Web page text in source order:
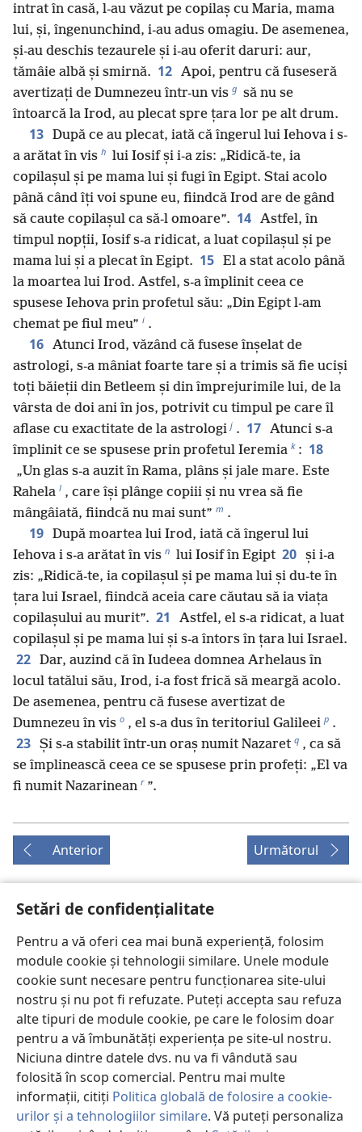
Setări de confidențialitate
Pentru a vă oferi cea mai bună experiență, folosim
module cookie și tehnologii similare. Unele module
cookie sunt necesare pentru funcționarea site-ului
nostru și nu pot fi refuzate. Puteți accepta sau refuza
alte tipuri de module cookie, pe care le folosim doar
pentru a vă îmbunătăți experiența pe site-ul nostru.
Niciuna dintre datele dvs. nu va fi vândută sau
folosită în scop comercial. Pentru mai multe
informații, citiți Politica globală de folosire a cookie-
urilor și a tehnologiilor similare. Vă puteți personaliza
intrat în casă, l-au văzut pe copilaș cu Maria, mama
lui, și, îngenunchind, i-au adus omagiu. De asemenea,
și-au deschis tezaurele și i-au oferit daruri: aur,
tămâie albă și smirnă. 12 Apoi, pentru că fuseseră
avertizați de Dumnezeu într-un vis g să nu se
întoarcă la Irod, au plecat spre țara lor pe alt drum.
13 După ce au plecat, iată că îngerul lui Iehova i s-
a arătat în vis h lui Iosif și i-a zis: „Ridică-te, ia
copilașul și pe mama lui și fugi în Egipt. Stai acolo
până când îți voi spune eu, fiindcă Irod are de gând
să caute copilașul ca să-l omoare”. 14 Astfel, în
timpul nopții, Iosif s-a ridicat, a luat copilașul și pe
mama lui și a plecat în Egipt. 15 El a stat acolo până
la moartea lui Irod. Astfel, s-a împlinit ceea ce
spusese Iehova prin profetul său: „Din Egipt l-am
chemat pe fiul meu” i .
16 Atunci Irod, văzând că fusese înșelat de
astrologi, s-a mâniat foarte tare și a trimis să fie uciși
toți băieții din Betleem și din împrejurimile lui, de la
vârsta de doi ani în jos, potrivit cu timpul pe care îl
aflase cu exactitate de la astrologi j . 17 Atunci s-a
împlinit ce se spusese prin profetul Ieremia k : 18
„Un glas s-a auzit în Rama, plâns și jale mare. Este
Rahela l , care își plânge copiii și nu vrea să fie
mângâiată, fiindcă nu mai sunt” m .
19 După moartea lui Irod, iată că îngerul lui
Iehova i s-a arătat în vis n lui Iosif în Egipt 20 și i-a
zis: „Ridică-te, ia copilașul și pe mama lui și du-te în
țara lui Israel, fiindcă aceia care căutau să ia viața
copilașului au murit”. 21
Astfel, el s-a ridicat, a luat
copilașul și pe mama lui și s-a întors în țara lui Israel.
22 Dar, auzind că în Iudeea domnea Arhelaus în
locul tatălui său, Irod, i-a fost frică să meargă acolo.
De asemenea, pentru că fusese avertizat de
Dumnezeu în vis o , el s-a dus în teritoriul Galileei p .
23 Și s-a stabilit într-un oraș numit Nazaret q , ca să
se împlinească ceea ce se spusese prin profeți: „El va
fi numit Nazarinean r ”.
Anterior Următorul
Copyright©2026Watch Tower Bible and Tract Society of
Pennsylvania.
CONDIȚII DE UTILIZARE|POLITICA DE CONFIDENŢIALITATE |
SETĂRI DE CONFIDENȚIALITATE